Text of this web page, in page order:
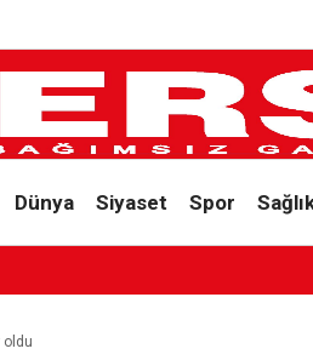
Dünya Siyaset Spor
oldu